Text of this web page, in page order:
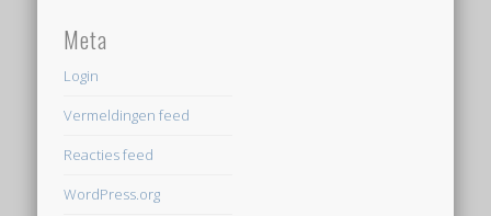
Meta
Login
Vermeldingen feed
Reacties feed
WordPress.org